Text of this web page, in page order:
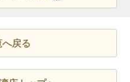
戻る